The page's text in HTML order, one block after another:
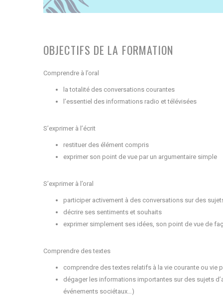
OBJECTIFS DE LA FORMATION
Comprendre à l’oral
la totalité des conversations courantes
l’essentiel des informations radio et télévisées
S’exprimer à l’écrit
restituer des élément compris
exprimer son point de vue par un argumentaire simple
S’exprimer à l’oral
participer activement à des conversations sur des
décrire ses sentiments et souhaits
exprimer simplement ses idées, son point de vue de
Comprendre des textes
comprendre des textes relatifs à la vie courante ou vie
dégager les informations importantes sur des sujets
événements sociétaux…)